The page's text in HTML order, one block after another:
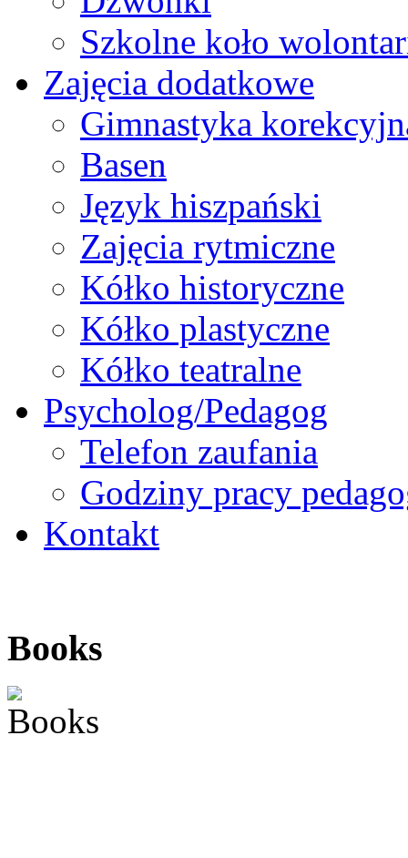
Szkolne koło
Zajęcia dodatkowe
Gimnastyka
Basen
Język hiszpański
Zajęcia rytmiczne
Kółko historyczne
Kółko plastyczne
Kółko teatralne
Psycholog/Pedagog
Telefon zaufania
Godziny pracy
Kontakt
Books